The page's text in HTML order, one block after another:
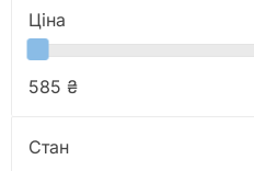
Ціна
585 ₴
Стан